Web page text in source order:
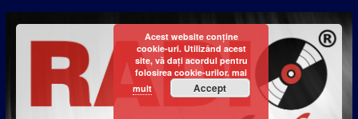
Acest website conține
cookie-uri. Utilizând acest
site, vă dați acordul pentru
folosirea cookie-urilor. mai
mult
Accept